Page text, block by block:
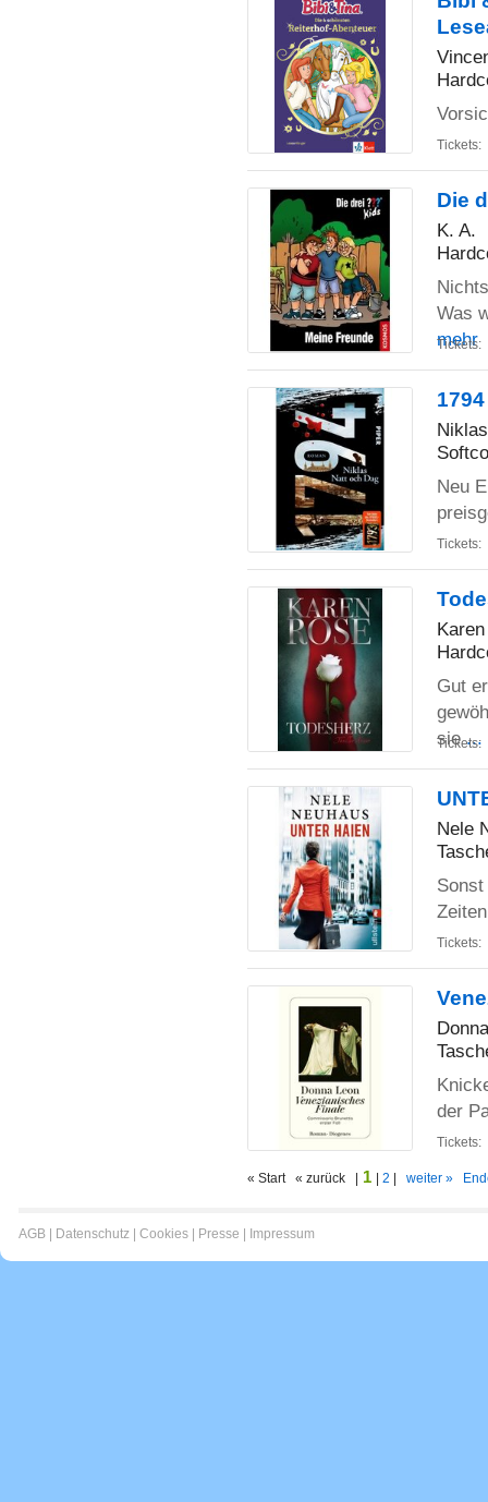
Tickets:
Die
K. A.
Was
mehr
Tickets:
1794
Neu
Tickets:
Gut
sie...
Tickets:
Nele
Tickets:
der
Tickets:
« Start « zurück | 1 2 weiter »
AGB Datenschutz Cookies Presse Impressum